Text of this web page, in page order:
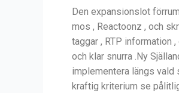
Den expansionslot
mos , Reactoonz , och
taggar , RTP information
och klar snurra .Ny
implementera längs vald
kraftig kriterium se